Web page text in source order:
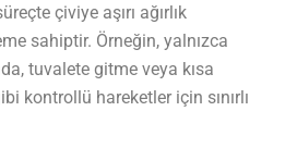
çiviye aşırı ağırlık
sahiptir. Örneğin, yalnızca
tuvalete gitme veya kısa
kontrollü hareketler için sınırlı